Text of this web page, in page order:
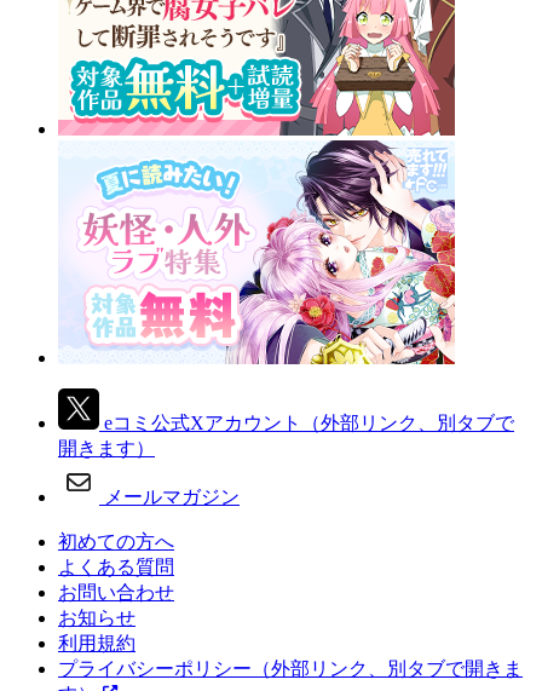
eコミ公式Xアカウント
（外部リンク、別タブで
開きます）
メールマガジン
初めての方へ
よくある質問
お問い合わせ
お知らせ
利用規約
プライバシーポリシー （外部リンク、別タブで開きま